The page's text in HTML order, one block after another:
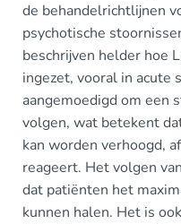
de behandelrichtlijnen
psychotische
beschrijven helder hoe
ingezet, vooral in acute
aangemoedigd om een
volgen, wat betekent
kan worden verhoogd,
reageert. Het volgen
dat patiënten het
kunnen halen. Het is